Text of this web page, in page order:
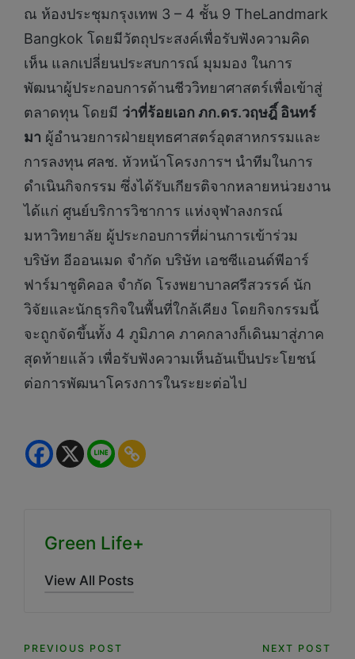
ณ ห้องประชุมกรุงเทพ 3 – 4 ชั้น 9 TheLandmark
Bangkok โดยมีวัตถุประสงค์เพื่อรับฟังความคิด
เห็น แลกเปลี่ยนประสบการณ์ มุมมอง ในการ
พัฒนาผู้ประกอบการด้านชีววิทยาศาสตร์เพื่อเข้าสู่
ตลาดทุน โดยมี ว่าที่ร้อยเอก ภก.ดร.วฤษฎิ์ อินทร์
มา ผู้อำนวยการฝ่ายยุทธศาสตร์อุตสาหกรรมและ
การลงทุน ศลช. หัวหน้าโครงการฯ นำทีมในการ
ดำเนินกิจกรรม ซึ่งได้รับเกียรติจากหลายหน่วยงาน
ได้แก่ ศูนย์บริการวิชาการ แห่งจุฬาลงกรณ์
มหาวิทยาลัย ผู้ประกอบการที่ผ่านการเข้าร่วม
บริษัท อีออนเมด จำกัด บริษัท เอชซีแอนด์พีอาร์
ฟาร์มาชูติคอล จำกัด โรงพยาบาลศรีสวรรค์ นัก
วิจัยและนักธุรกิจในพื้นที่ใกล้เคียง โดยกิจกรรมนี้
จะถูกจัดขึ้นทั้ง 4 ภูมิภาค ภาคกลางก็เดินมาสู่ภาค
สุดท้ายแล้ว เพื่อรับฟังความเห็นอันเป็นประโยชน์
ต่อการพัฒนาโครงการในระยะต่อไป
Green Life+
View All Posts
PREVIOUS POST NEXT POST